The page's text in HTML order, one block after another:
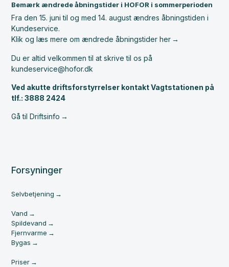
Bemærk ændrede åbningstider i HOFOR i sommerperioden
Fra den 15. juni til og med 14. august ændres åbningstiden i
Kundeservice.
Klik og læs mere om ændrede åbningstider her
Du er altid velkommen til at skrive til os på
kundeservice@hofor.dk
Ved akutte driftsforstyrrelser kontakt Vagtstationen på
tlf.: 3888 2424
Gå til Driftsinfo
Forsyninger
Selvbetjening
Vand
Spildevand
Fjernvarme
Bygas
Priser